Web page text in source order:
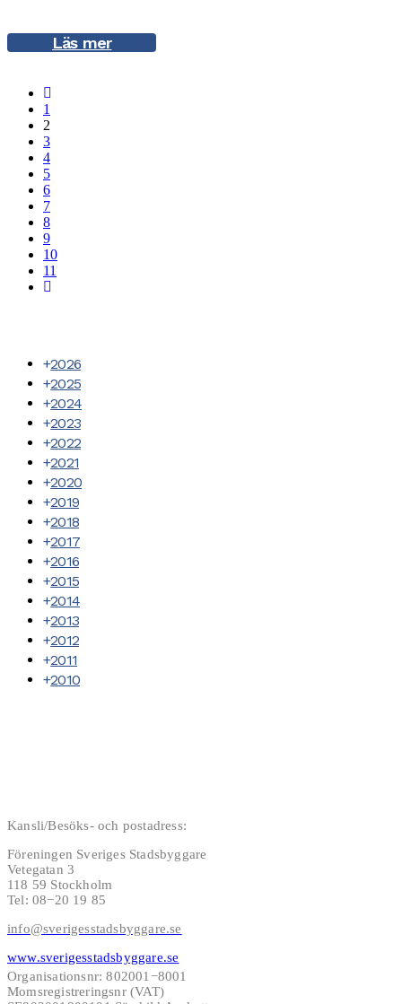
Läs mer
1
2
3
4
5
6
7
8
9
10
11
2026
2025
2024
2023
2022
2021
2020
2019
2018
2017
2016
2015
2014
2013
2012
2011
2010
Kansli/Besöks- och postadress:
Föreningen Sveriges Stadsbyggare
Vetegatan 3
118 59 Stockholm
Tel: 08−20 19 85
info@sverigesstadsbyggare.se
www.sverigesstadsbyggare.se
Organisationsnr: 802001−8001
Momsregistreringsnr (VAT)